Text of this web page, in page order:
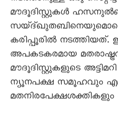
മൗദൂദിസ്റ്റുകൾ
കരിപ്പൂരിൽ നടത്തിയത്.
അപകടകരമായ
മൗദൂദിസ്റ്റുകളുടെ
ന്യൂനപക്ഷ സമൂഹവും
മതനിരപേക്ഷശക്തികളും